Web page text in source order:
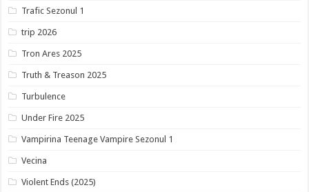
Trafic Sezonul 1
trip 2026
Tron Ares 2025
Truth & Treason 2025
Turbulence
Under Fire 2025
Vampirina Teenage Vampire Sezonul 1
Vecina
Violent Ends (2025)